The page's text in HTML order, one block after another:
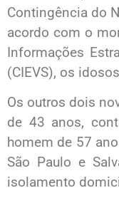
Contingência do
acordo com o
Informações
(CIEVS), os
Os outros dois
de 43 anos,
homem de 57
São Paulo e
isolamento